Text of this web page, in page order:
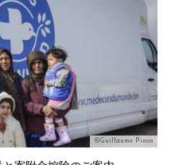
©Guillaume Pinon